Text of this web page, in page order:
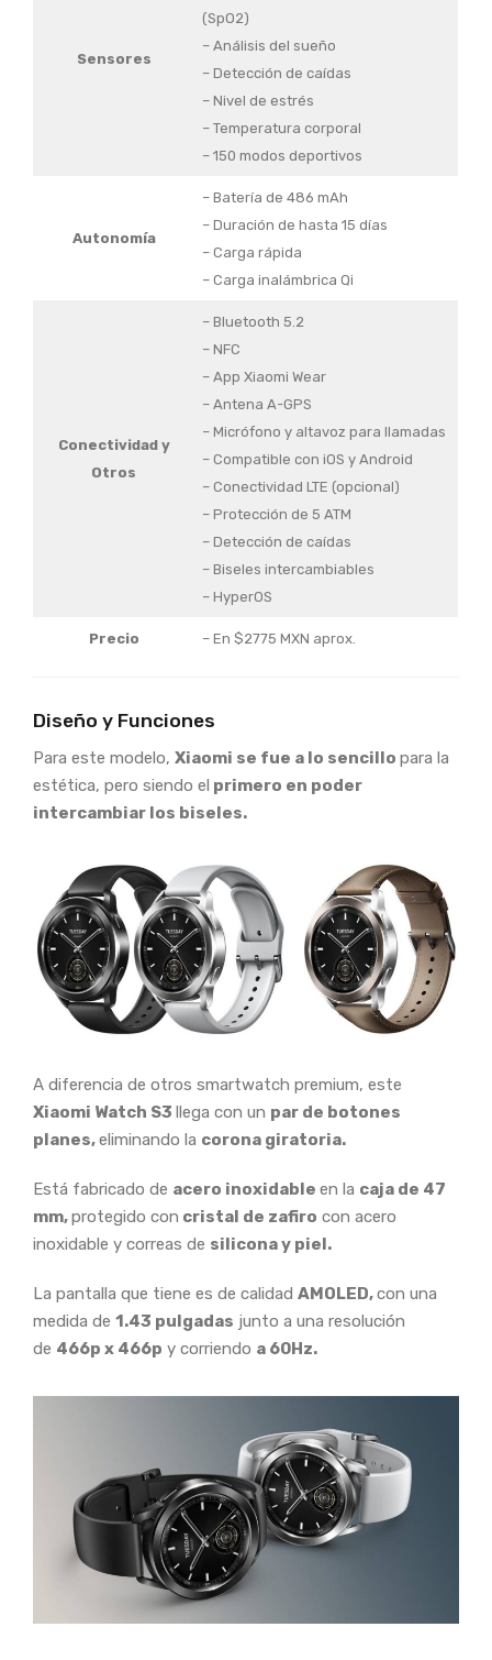
Sensores
(SpO2)
– Análisis del sueño
– Detección de caídas
– Nivel de estrés
– Temperatura corporal
– 150 modos deportivos
Autonomía
– Batería de 486 mAh
– Duración de hasta 15 días
– Carga rápida
– Carga inalámbrica Qi
Conectividad y
Otros
– Bluetooth 5.2
– NFC
– App Xiaomi Wear
– Antena A-GPS
– Micrófono y altavoz para llamadas
– Compatible con iOS y Android
– Conectividad LTE (opcional)
– Protección de 5 ATM
– Detección de caídas
– Biseles intercambiables
– HyperOS
Precio – En $2775 MXN aprox.
Diseño y Funciones
Para este modelo, Xiaomi se fue a lo sencillo para la
estética, pero siendo el primero en poder
intercambiar los biseles.
A diferencia de otros smartwatch premium, este
Xiaomi Watch S3 llega con un par de botones
planes,eliminando la corona giratoria.
Está fabricado de acero inoxidable en la caja de 47
mm,protegido con cristal de zafiro con acero
inoxidable y correas de silicona y piel.
La pantalla que tiene es de calidad AMOLED,con una
medida de 1.43 pulgadas junto a una resolución
de 466p x 466p y corriendo a 60Hz.